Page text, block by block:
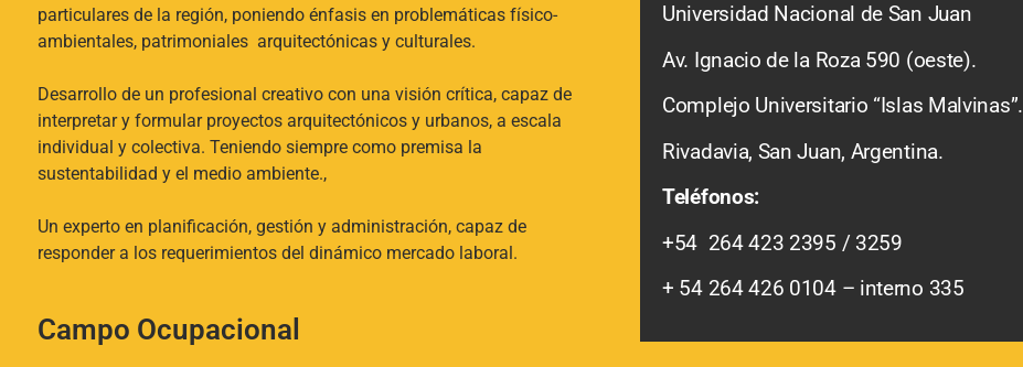
particulares de la región, poniendo énfasis en problemáticas físico-
ambientales, patrimoniales arquitectónicas y culturales.
Desarrollo de un profesional creativo con una visión crítica, capaz de
interpretar y formular proyectos arquitectónicos y urbanos, a escala
individual y colectiva. Teniendo siempre como premisa la
sustentabilidad y el medio ambiente.,
Un experto en planificación, gestión y administración, capaz de
responder a los requerimientos del dinámico mercado laboral.
Campo Ocupacional
Universidad Nacional de San Juan
Av. Ignacio de la Roza 590 (oeste).
Complejo Universitario “Islas Malvinas”.
Rivadavia, San Juan, Argentina.
Teléfonos:
+54 264 423 2395 / 3259
+ 54 264 426 0104 – interno 335